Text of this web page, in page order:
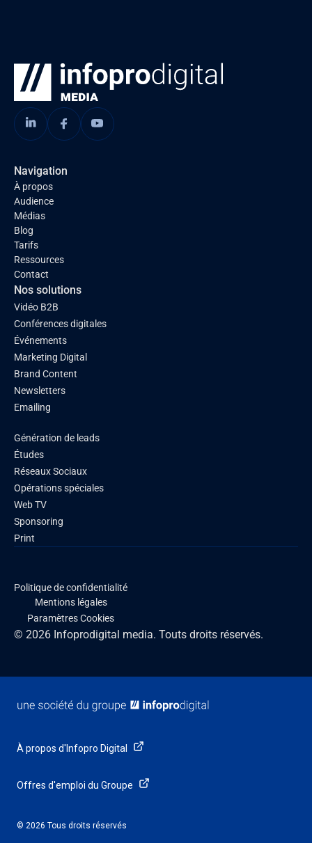
Navigation
À propos
Audience
Médias
Blog
Tarifs
Ressources
Contact
Nos solutions
Vidéo B2B
Conférences digitales
Événements
Marketing Digital
Brand Content
Newsletters
Emailing
Génération de leads
Études
Réseaux Sociaux
Opérations spéciales
Web TV
Sponsoring
Print
© 2026 Infoprodigital media. Touts droits réservés.
Politique de confidentialité
Mentions légales
Paramètres Cookies